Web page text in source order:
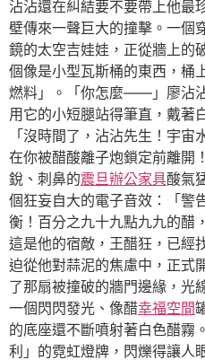
沾沾還在糾結要不要帶上他最
壁傳來一聲巨大的撞擊。一個
鏡的太空吉娃娃，正從牆上的
個像是小型瓦斯桶的東西，桶
燃料」。「你怎麼——」廖沾
用它的小短腿站得筆直，戴著
「沒時間了，沾沾先生！宇
在你被醋酸離子炮鎖定前離開
銳、刺鼻的震旦辦公家具酸氣
個狂妄自大的電子音效：「警
衡！百分之九十九點九九的醋
這是他的宿敵，王醋狂，已經
迫從他對蒜泥的焦慮中，正式
了那扇被撞破的牆門邊緣，光
一個閃閃發光、像醋幸福空間
的底座還不斷噴射著白色醋霧
利」的霓虹燈牌，閃爍得讓人